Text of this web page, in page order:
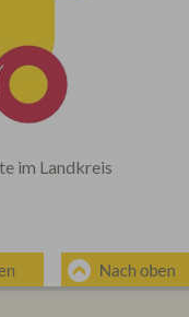
im Landkreis